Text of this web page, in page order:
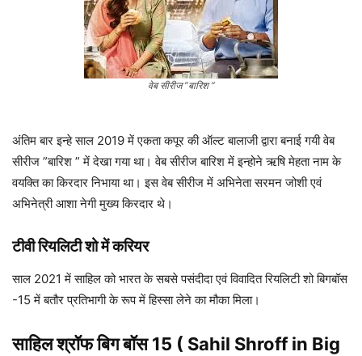
वेब सीरीज ”बारिश ”
अंतिम बार इन्हे साल 2019 में एकता कपूर की ऑल्ट बालाजी द्वारा बनाई गयी वेब
सीरीज ”बारिश ” में देखा गया था। वेब सीरीज बारिश में इन्होने ऋषि मेहता नाम के
वयक्ति का किरदार निभाया था। इस वेब सीरीज में अभिनेता सरमन जोशी एवं
अभिनेत्री आशा नेगी मुख्य किरदार थे।
टीवी रियलिटी शो में करियर
साल 2021 में साहिल को भारत के सबसे पसंदीदा एवं विवादित रियलिटी शो बिगबॉस
-15 में बतौर प्रतिभागी के रूप में हिस्सा लेने का मौका मिला।
साहिल श्रॉफ बिग बॉस 15 ( Sahil Shroff in Big